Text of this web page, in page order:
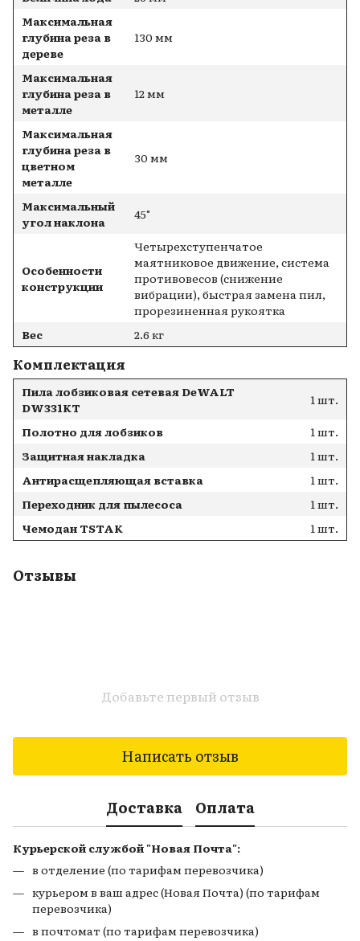
Максимальная
глубина реза в
дереве
130 мм
Максимальная
глубина реза в
металле
12 мм
Максимальная
глубина реза в
цветном
металле
30 мм
Максимальный
угол наклона
45°
Особенности
конструкции
Четырехступенчатое
маятниковое движение, система
противовесов (снижение
вибрации), быстрая замена пил,
прорезиненная рукоятка
Вес
2.6 кг
Комплектация
Пила лобзиковая сетевая DeWALT
DW331KT
1 шт.
Полотно для лобзиков
1 шт.
Защитная накладка
1 шт.
Антирасщепляющая вставка
1 шт.
Переходник для пылесоса
1 шт.
Чемодан TSTAK
1 шт.
Отзывы
Добавьте первый отзыв
Написать отзыв
Доставка Оплата
Курьерской службой "Новая Почта":
в отделение (по тарифам перевозчика)
курьером в ваш адрес (Новая Почта) (по тарифам
перевозчика)
в почтомат (по тарифам перевозчика)